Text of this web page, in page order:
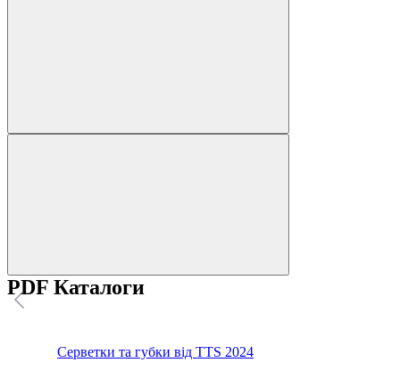
PDF Каталоги
Серветки та губки від TTS 2024